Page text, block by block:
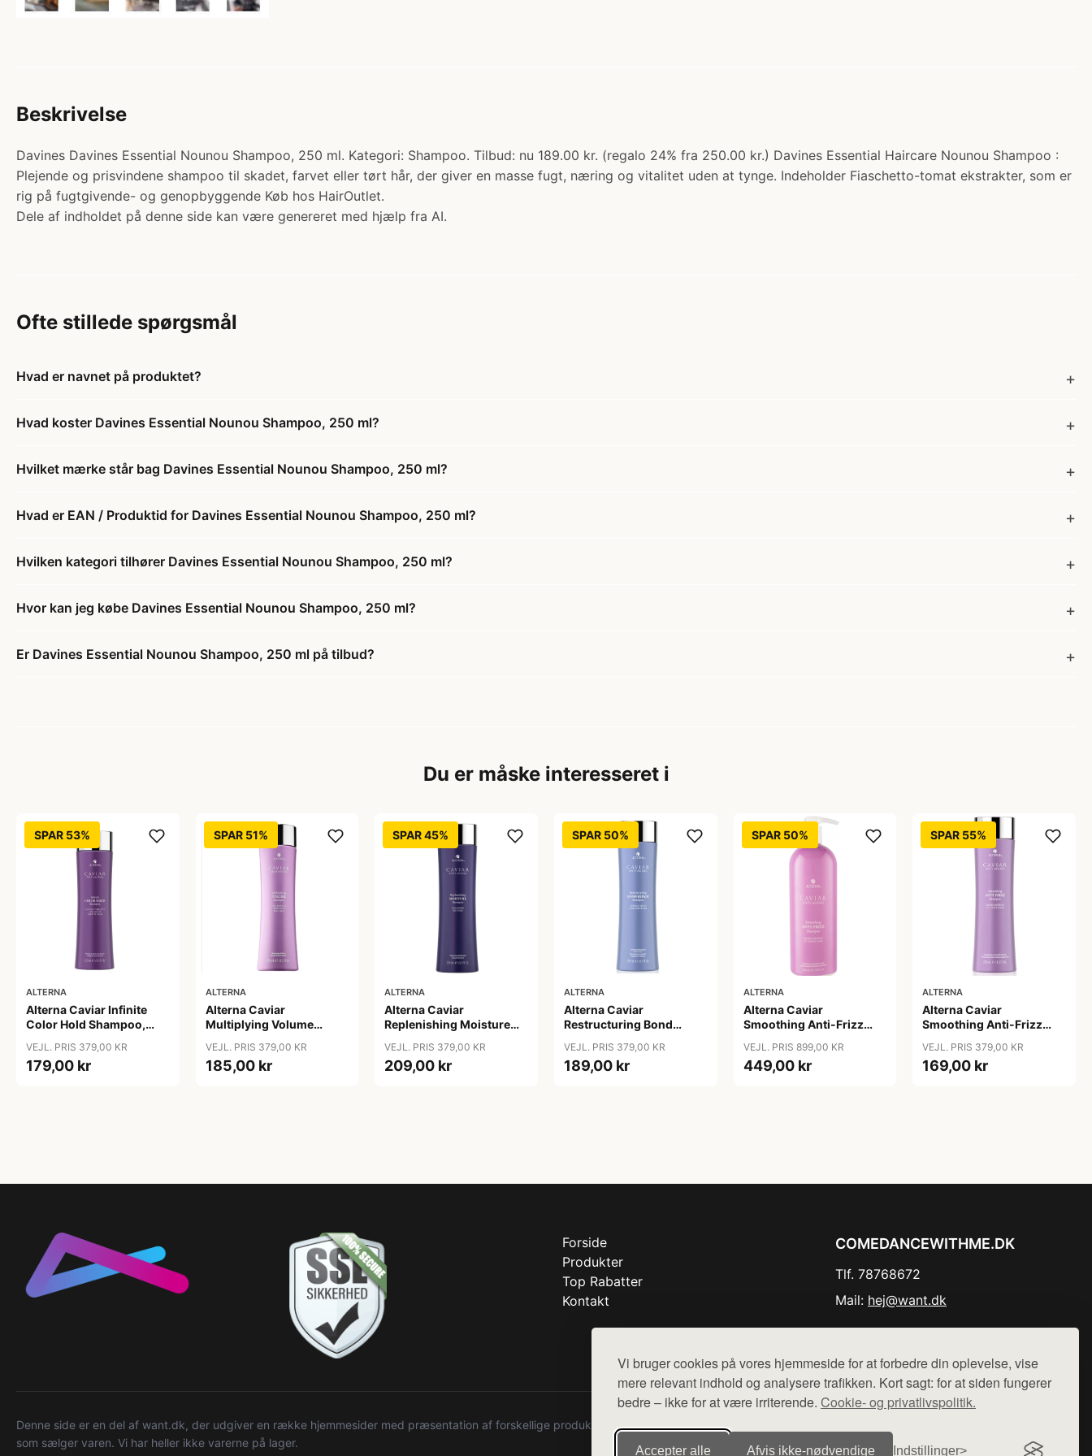
Vi bruger cookies på vores hjemmeside for at forbedre din oplevelse, vise
mere relevant indhold og analysere trafikken. Kort sagt: for at siden fungerer
bedre – ikke for at være irriterende. Cookie- og privatlivspolitik.
Accepter alle Afvis ikke‑nødvendige Indstillinger
Beskrivelse
Davines Davines Essential Nounou Shampoo, 250 ml. Kategori: Shampoo. Tilbud: nu 189.00 kr. (regalo 24% fra 250.00 kr.) Davines Essential Haircare Nounou Shampoo :
Plejende og prisvindene shampoo til skadet, farvet eller tørt hår, der giver en masse fugt, næring og vitalitet uden at tynge. Indeholder Fiaschetto-tomat ekstrakter, som er
rig på fugtgivende- og genopbyggende Køb hos HairOutlet.
Dele af indholdet på denne side kan være genereret med hjælp fra AI.
Ofte stillede spørgsmål
Hvad er navnet på produktet?
Hvad koster Davines Essential Nounou Shampoo, 250 ml?
Hvilket mærke står bag Davines Essential Nounou Shampoo, 250 ml?
Hvad er EAN / Produktid for Davines Essential Nounou Shampoo, 250 ml?
Hvilken kategori tilhører Davines Essential Nounou Shampoo, 250 ml?
Hvor kan jeg købe Davines Essential Nounou Shampoo, 250 ml?
Er Davines Essential Nounou Shampoo, 250 ml på tilbud?
Du er måske interesseret i
SPAR 53%
ALTERNA
Alterna Caviar Infinite
Color Hold Shampoo,
VEJL. PRIS 379,00 KR
179,00 kr
SPAR 51%
ALTERNA
Alterna Caviar
Multiplying Volume
VEJL. PRIS 379,00 KR
185,00 kr
SPAR 45%
ALTERNA
Alterna Caviar
Replenishing Moisture
VEJL. PRIS 379,00 KR
209,00 kr
SPAR 50%
ALTERNA
Alterna Caviar
Restructuring Bond
VEJL. PRIS 379,00 KR
189,00 kr
SPAR 50%
ALTERNA
Alterna Caviar
Smoothing Anti-Frizz
VEJL. PRIS 899,00 KR
449,00 kr
SPAR 55%
ALTERNA
Alterna Caviar
Smoothing Anti-Frizz
VEJL. PRIS 379,00 KR
169,00 kr
Forside
Produkter
Top Rabatter
Kontakt
COMEDANCEWITHME.DK
Tlf. 78768672
Mail: hej@want.dk
Denne side er en del af want.dk, der udgiver en række hjemmesider med præsentation af forskellige produkter fra diverse webshops. Der sælges ikke varer fra denne side - vi henviser til de shops,
som sælger varen. Vi har heller ikke varerne på lager.